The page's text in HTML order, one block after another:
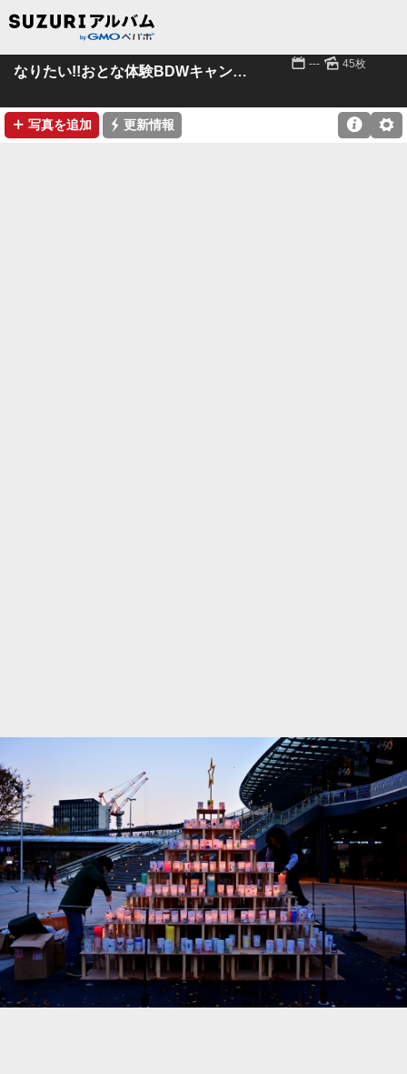
なりたい!!おとな体験BDWキャンドルツリー 📅 --- 🌄 45枚
➕ 写真を追加 ⚡ 更新情報 ⚙
